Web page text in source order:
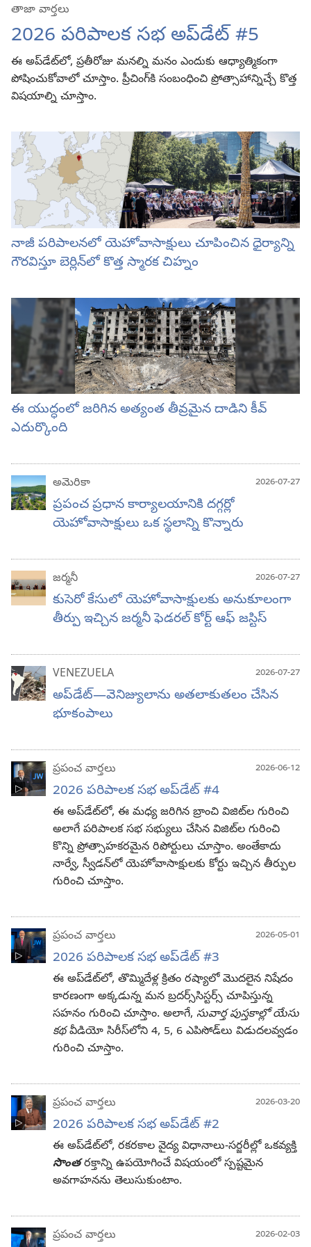
తాజా వార్తలు
2026 పరిపాలక సభ అప్‌డేట్‌ #5
ఈ అప్‌డేట్‌లో, ప్రతీరోజు మనల్ని మనం ఎందుకు ఆధ్యాత్మికంగా
పోషించుకోవాలో చూస్తాం. ప్రీచింగ్‌కి సంబంధించి ప్రోత్సాహాన్నిచ్చే కొత్త
విషయాల్ని చూస్తాం.
నాజీ పరిపాలనలో యెహోవాసాక్షులు చూపించిన ధైర్యాన్ని
గౌరవిస్తూ బెర్లిన్‌లో కొత్త స్మారక చిహ్నం
ఈ యుద్ధంలో జరిగిన అత్యంత తీవ్రమైన దాడిని కీవ్‌
ఎదుర్కొంది
2026-07-27
అమెరికా
ప్రపంచ ప్రధాన కార్యాలయానికి దగ్గర్లో
యెహోవాసాక్షులు ఒక స్థలాన్ని కొన్నారు
2026-07-27
జర్మనీ
కుసెరో కేసులో యెహోవాసాక్షులకు అనుకూలంగా
తీర్పు ఇచ్చిన జర్మనీ ఫెడరల్‌ కోర్ట్‌ ఆఫ్‌ జస్టిస్‌
2026-07-27
VENEZUELA
అప్‌డేట్‌—వెనిజ్యులాను అతలాకుతలం చేసిన
భూకంపాలు
2026-06-12
ప్రపంచ వార్తలు
2026 పరిపాలక సభ అప్‌డేట్‌ #4
ఈ అప్‌డేట్‌లో, ఈ మధ్య జరిగిన బ్రాంచి విజిట్‌ల గురించి
అలాగే పరిపాలక సభ సభ్యులు చేసిన విజిట్‌ల గురించి
కొన్ని ప్రోత్సాహకరమైన రిపోర్టులు చూస్తాం. అంతేకాదు
నార్వే, స్వీడన్‌లో యెహోవాసాక్షులకు కోర్టు ఇచ్చిన తీర్పుల
గురించి చూస్తాం.
2026-05-01
ప్రపంచ వార్తలు
2026 పరిపాలక సభ అప్‌డేట్‌ #3
ఈ అప్‌డేట్‌లో, తొమ్మిదేళ్ల క్రితం రష్యాలో మొదలైన నిషేదం
కారణంగా అక్కడున్న మన బ్రదర్స్‌సిస్టర్స్‌ చూపిస్తున్న
సహనం గురించి చూస్తాం. అలాగే, సువార్త పుస్తకాల్లో యేసు
కథవీడియో సిరీస్‌లోని 4, 5, 6 ఎపిసోడ్‌లు విడుదలవ్వడం
గురించి చూస్తాం.
2026-03-20
ప్రపంచ వార్తలు
2026 పరిపాలక సభ అప్‌డేట్‌ #2
ఈ అప్‌డేట్‌లో, రకరకాల వైద్య విధానాలు-సర్జరీల్లో ఒకవ్యక్తి
సొంతరక్తాన్ని ఉపయోగించే విషయంలో స్పష్టమైన
అవగాహనను తెలుసుకుంటాం.
2026-02-03
ప్రపంచ వార్తలు